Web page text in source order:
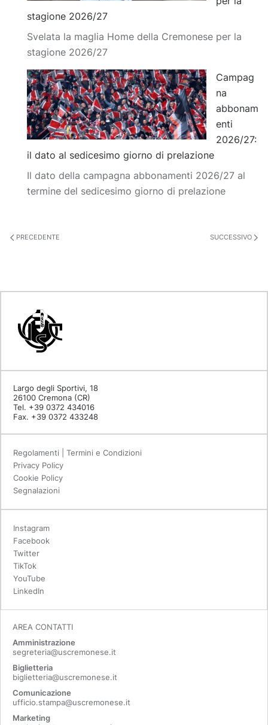
stagione 2026/27
Svelata la maglia Home della Cremonese per la
stagione 2026/27
Campag
na
abbonam
enti
2026/27:
il dato al sedicesimo giorno di prelazione
Il dato della campagna abbonamenti 2026/27 al
termine del sedicesimo giorno di prelazione
PRECEDENTE SUCCESSIVO
Largo degli Sportivi, 18
26100 Cremona (CR)
Tel. +39 0372 434016
Fax. +39 0372 433248
Regolamenti | Termini e Condizioni
Privacy Policy
Cookie Policy
Segnalazioni
Instagram
Facebook
Twitter
TikTok
YouTube
LinkedIn
AREA CONTATTI
Amministrazione
segreteria@uscremonese.it
Biglietteria
biglietteria@uscremonese.it
Comunicazione
ufficio.stampa@uscremonese.it
Marketing